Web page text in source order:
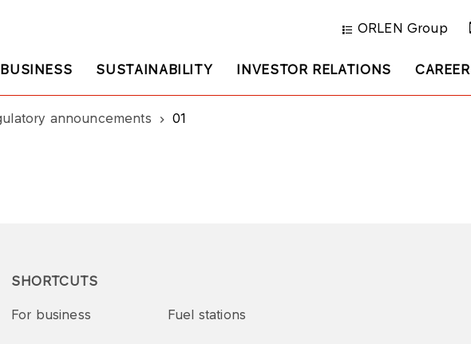
SUSTAINABILITY INVESTOR RELATIONS CAREER
ORLEN Group
announcements 01
SHORTCUTS
For business Fuel stations